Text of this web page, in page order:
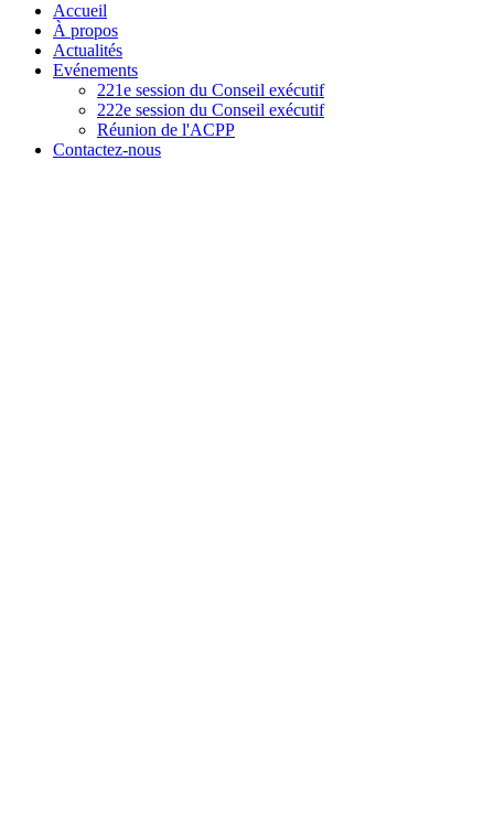
Accueil
À propos
Actualités
Evénements
221e session du Conseil exécutif
222e session du Conseil exécutif
Réunion de l'ACPP
Contactez-nous